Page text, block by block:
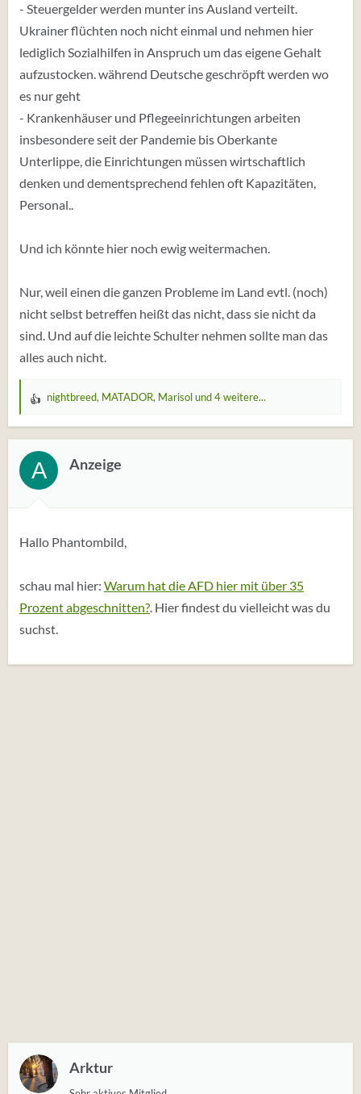
- Steuergelder werden munter ins Ausland verteilt.
Ukrainer flüchten noch nicht einmal und nehmen hier
lediglich Sozialhilfen in Anspruch um das eigene Gehalt
aufzustocken. während Deutsche geschröpft werden wo
es nur geht
- Krankenhäuser und Pflegeeinrichtungen arbeiten
insbesondere seit der Pandemie bis Oberkante
Unterlippe, die Einrichtungen müssen wirtschaftlich
denken und dementsprechend fehlen oft Kapazitäten,
Personal..
Und ich könnte hier noch ewig weitermachen.
Nur, weil einen die ganzen Probleme im Land evtl. (noch)
nicht selbst betreffen heißt das nicht, dass sie nicht da
sind. Und auf die leichte Schulter nehmen sollte man das
alles auch nicht.
W
r
t
u
n
n
nightbreed, MATADOR, Marisolund 4 weitere...
A Anzeige
Hallo Phantombild,
schau mal hier: Warum hat die AFD hier mit über 35
Prozent abgeschnitten?. Hier findest du vielleicht was du
suchst.
Arktur